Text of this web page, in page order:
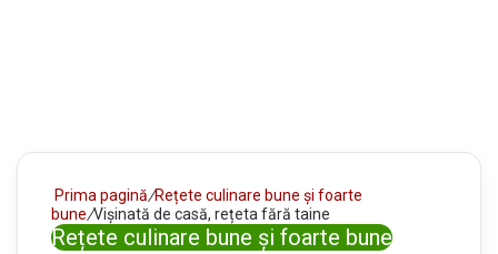
Prima pagină/Rețete culinare bune și foarte
bune/Vișinată de casă, rețeta fără taine
Rețete culinare bune și foarte bune